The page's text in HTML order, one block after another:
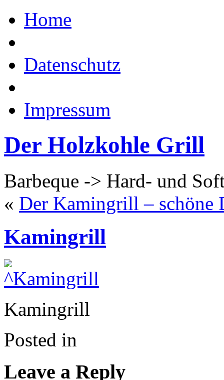
Home
Datenschutz
Impressum
Der Holzkohle Grill
Barbeque -> Hard- und
« Der Kamingrill – schöne
Kamingrill
Kamingrill
Posted in
Leave a Reply